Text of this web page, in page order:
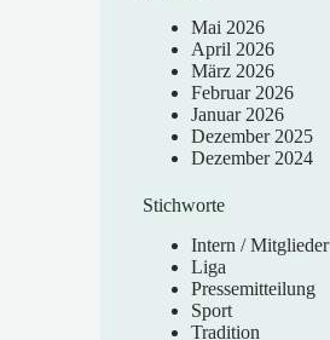
Mai 2026
April 2026
März 2026
Februar 2026
Januar 2026
Dezember 2025
Dezember 2024
Stichworte
Intern / Mitglieder
Liga
Pressemitteilung
Sport
Tradition